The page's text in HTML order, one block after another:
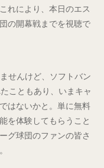
れにより、本日のエス
の開幕戦までを視聴で
せんけど、ソフトバン
こともあり、いまキャ
はないかと。単に無料
を体験してもらうこと
グ球団のファンの皆さ